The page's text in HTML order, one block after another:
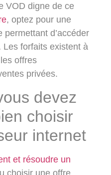
VOD digne de ce
, optez pour une
d’accéder
forfaits existent à
offres
privées.
devez
choisir
internet
et résoudre un